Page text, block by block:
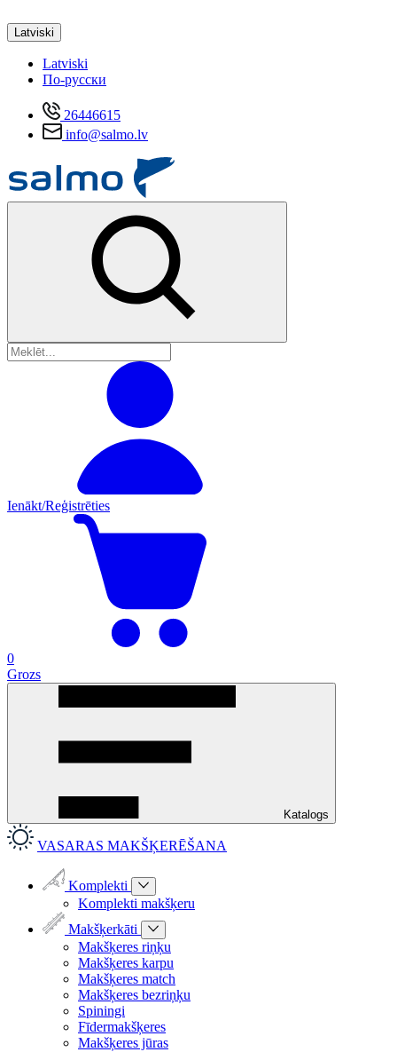
Latviski
Latviski
По-русски
26446615
info@salmo.lv
Ienākt/Reģistrēties
0
Grozs
Katalogs
VASARAS MAKŠĶERĒŠANA
Komplekti
Komplekti makšķeru
Makšķerkāti
Makšķeres riņķu
Makšķeres karpu
Makšķeres match
Makšķeres bezriņķu
Spiningi
Fīdermakšķeres
Makšķeres jūras